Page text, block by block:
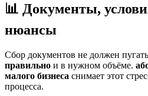
📊 Документы,
нюансы
Сбор документов не должен
правильно и в нужном объёме.
малого бизнеса снимает этот
процесса.